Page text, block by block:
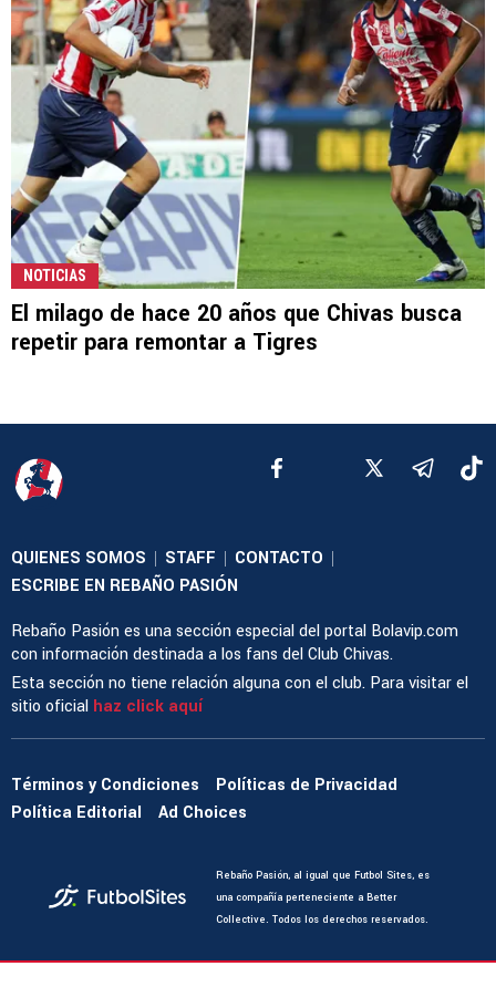
NOTICIAS
El milago de hace 20 años que Chivas busca
repetir para remontar a Tigres
QUIENES SOMOS | STAFF | CONTACTO |
ESCRIBE EN REBAÑO PASIÓN
Rebaño Pasión es una sección especial del portal Bolavip.com
con información destinada a los fans del Club Chivas.
Esta sección no tiene relación alguna con el club. Para visitar el
sitio oficial haz click aquí
Términos y Condiciones
Políticas de Privacidad
Política Editorial
Ad Choices
Rebaño Pasión, al igual que Futbol Sites, es
una compañía perteneciente a Better
Collective. Todos los derechos reservados.